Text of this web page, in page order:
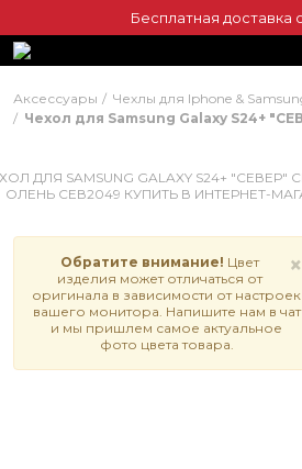
Бесплатная доставка
Аксессуары
Чехлы для Iphone &
Чехол для Samsung Galaxy S24+
×
Обратите внимание! Цвет
изделия может отличаться от
оригинала в зависимости от настроек
вашего монитора. Напишите нам в чат
и мы пришлем самое актуальное
фото цвета товара.